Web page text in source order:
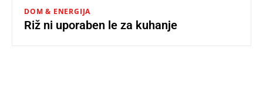
DOM & ENERGIJA
Riž ni uporaben le za kuhanje